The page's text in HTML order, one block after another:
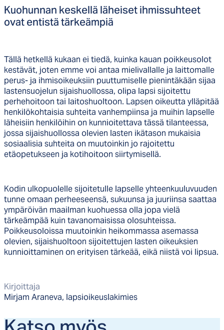
Kuo­hun­nan kes­kel­lä lä­hei­set ih­mis­suh­teet
ovat en­tis­tä tär­keäm­piä
Tällä hetkellä kukaan ei tiedä, kuinka kauan poikkeusolot
kestävät, joten emme voi antaa mielivallalle ja laittomalle
perus- ja ihmisoikeuksiin puuttumiselle pienintäkään sijaa
lastensuojelun sijaishuollossa, olipa lapsi sijoitettu
perhehoitoon tai laitoshuoltoon. Lapsen oikeutta ylläpitää
henkilökohtaisia suhteita vanhempiinsa ja muihin lapselle
läheisiin henkilöihin on kunnioitettava tässä tilanteessa,
jossa sijaishuollossa olevien lasten ikätason mukaisia
sosiaalisia suhteita on muutoinkin jo rajoitettu
etäopetukseen ja kotihoitoon siirtymisellä.
Kodin ulkopuolelle sijoitetulle lapselle yhteenkuuluvuuden
tunne omaan perheeseensä, sukuunsa ja juuriinsa saattaa
ympäröivän maailman kuohuessa olla jopa vielä
tärkeämpää kuin tavanomaisissa olosuhteissa.
Poikkeusoloissa muutoinkin heikommassa asemassa
olevien, sijaishuoltoon sijoitettujen lasten oikeuksien
kunnioittaminen on erityisen tärkeää, eikä niistä voi lipsua.
Kirjoittaja
Mirjam Araneva, lapsioikeuslakimies